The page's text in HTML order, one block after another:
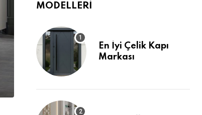
MODELLERI
En İyi Çelik Kapı
Markası